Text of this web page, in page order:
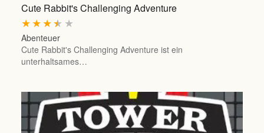
Cute Rabbit's Challenging Adventure
★
★
★
★
★
Abenteuer
Cute Rabbit's Challenging Adventure ist ein
unterhaltsames…